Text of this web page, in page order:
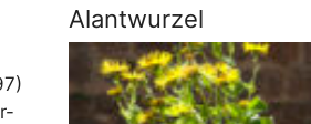
Alantwurzel